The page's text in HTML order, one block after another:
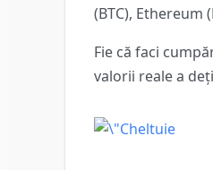
(BTC),
Fie că faci
valorii reale a